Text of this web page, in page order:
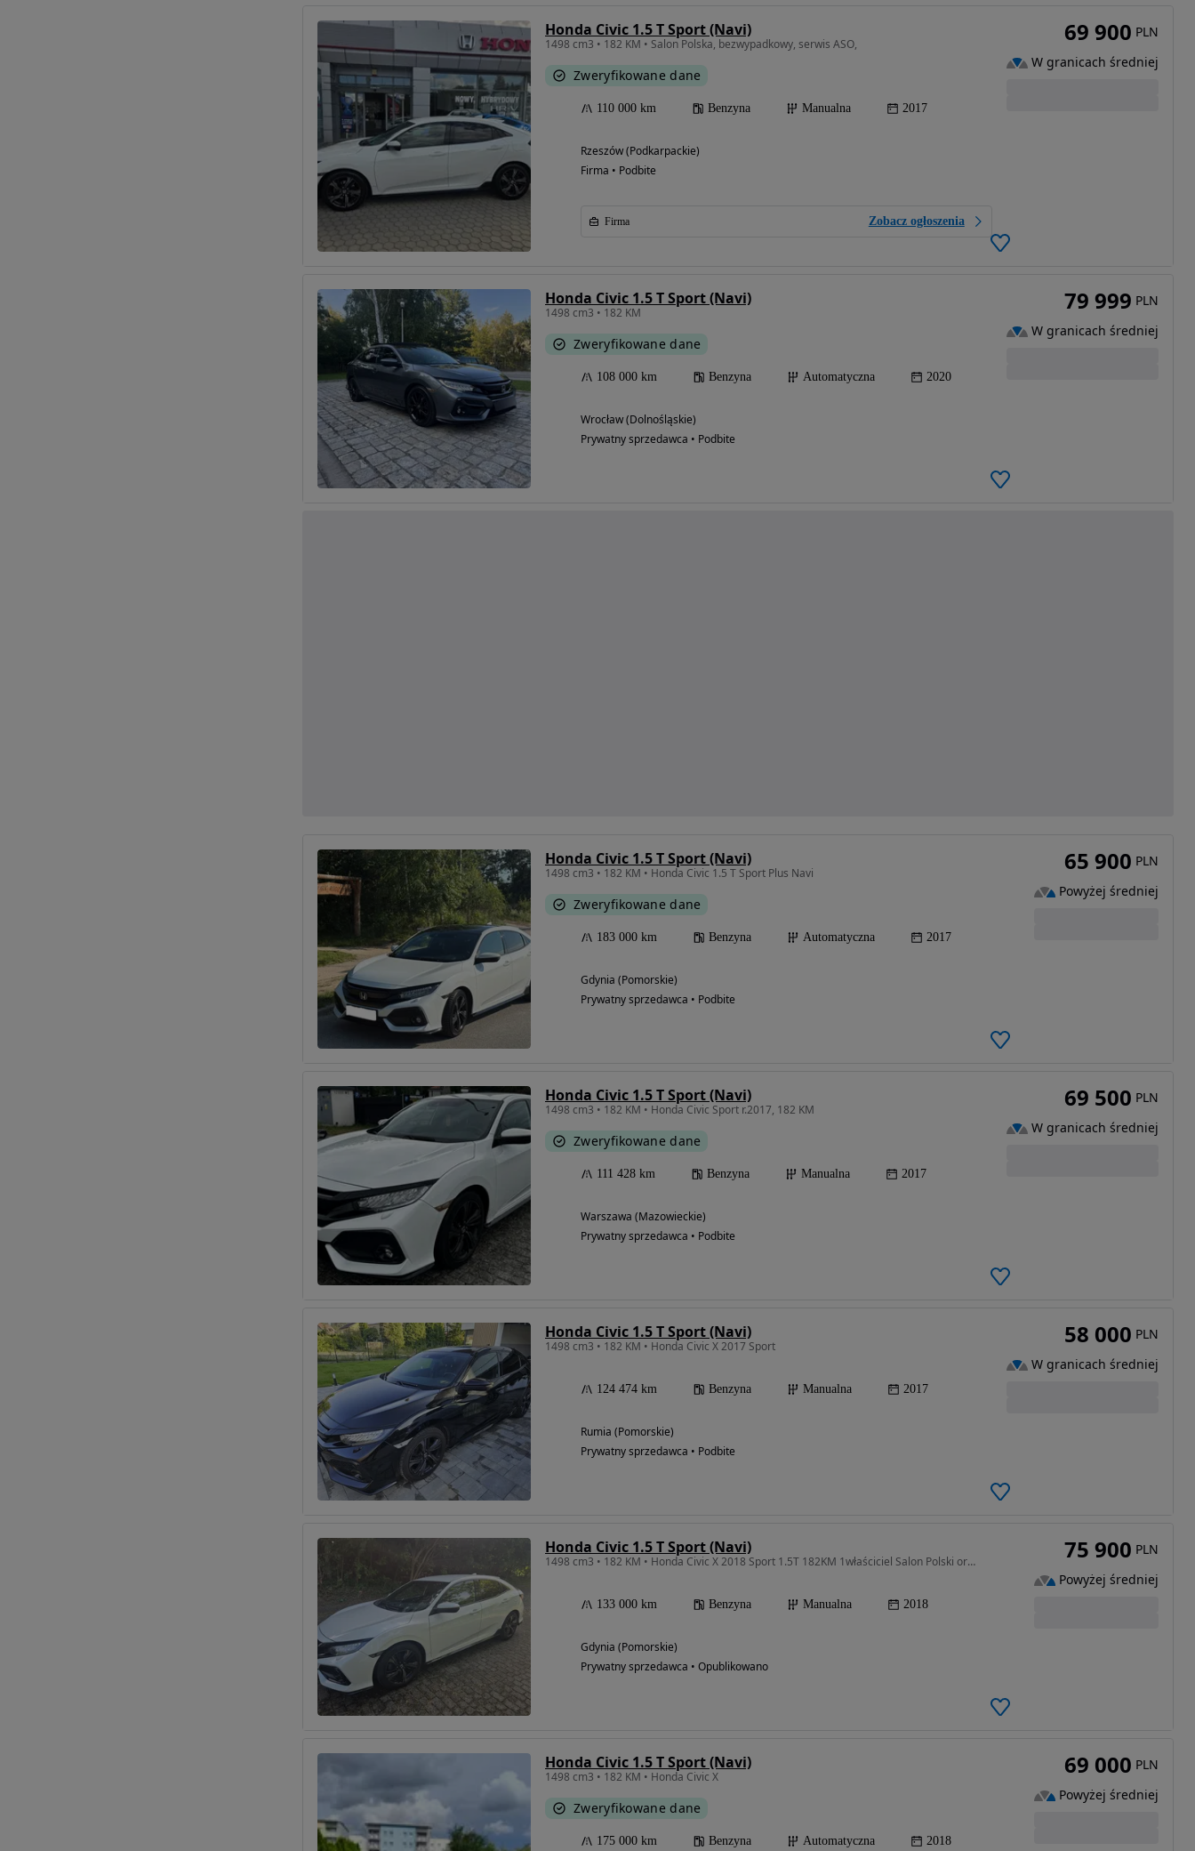
Honda Civic 1.5 T Sport (Navi)
1498 cm3 • 182 KM • Salon Polska, bezwypadkowy, serwis ASO,
Zweryfikowane dane
110 000 km Benzyna Manualna 2017
Rzeszów (Podkarpackie)
Firma • Podbite
Firma Zobacz ogłoszenia
69 900 PLN
W granicach średniej
Honda Civic 1.5 T Sport (Navi)
1498 cm3 • 182 KM
Zweryfikowane dane
108 000 km Benzyna Automatyczna 2020
Wrocław (Dolnośląskie)
Prywatny sprzedawca • Podbite
79 999 PLN
W granicach średniej
Honda Civic 1.5 T Sport (Navi)
1498 cm3 • 182 KM • Honda Civic 1.5 T Sport Plus Navi
Zweryfikowane dane
183 000 km Benzyna Automatyczna 2017
Gdynia (Pomorskie)
Prywatny sprzedawca • Podbite
65 900 PLN
Powyżej średniej
Honda Civic 1.5 T Sport (Navi)
1498 cm3 • 182 KM • Honda Civic Sport r.2017, 182 KM
Zweryfikowane dane
111 428 km Benzyna Manualna 2017
Warszawa (Mazowieckie)
Prywatny sprzedawca • Podbite
69 500 PLN
W granicach średniej
Honda Civic 1.5 T Sport (Navi)
1498 cm3 • 182 KM • Honda Civic X 2017 Sport
124 474 km Benzyna Manualna 2017
Rumia (Pomorskie)
Prywatny sprzedawca • Podbite
58 000 PLN
W granicach średniej
Honda Civic 1.5 T Sport (Navi)
1498 cm3 • 182 KM • Honda Civic X 2018 Sport 1.5T 182KM 1właściciel Salon Polski oryginal
133 000 km Benzyna Manualna 2018
Gdynia (Pomorskie)
Prywatny sprzedawca • Opublikowano
75 900 PLN
Powyżej średniej
Honda Civic 1.5 T Sport (Navi)
1498 cm3 • 182 KM • Honda Civic X
Zweryfikowane dane
175 000 km Benzyna Automatyczna 2018
69 000 PLN
Powyżej średniej